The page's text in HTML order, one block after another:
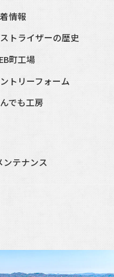
情報
トライザーの歴史
町工場
トリーフォーム
でも工房
テナンス